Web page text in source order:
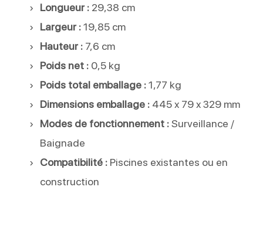
Longueur :29,38 cm
Largeur :19,85 cm
Hauteur :7,6 cm
Poids net :0,5 kg
Poids total emballage :1,77 kg
Dimensions emballage :445 x 79 x 329 mm
Modes de fonctionnement :Surveillance /
Baignade
Compatibilité :Piscines existantes ou en
construction